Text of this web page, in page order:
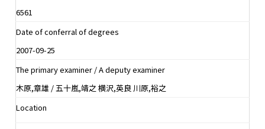
6561
Date of conferral of degrees
2007-09-25
The primary examiner / A deputy examiner
木原,章雄 / 五十嵐,靖之 横沢,英良 川原,裕之
Location